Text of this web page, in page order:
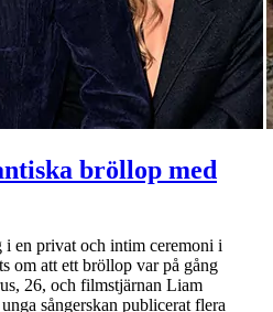
bröllop med
i en privat och intim ceremoni i
om att ett bröllop var på gång
26, och filmstjärnan Liam
sångerskan publicerat flera